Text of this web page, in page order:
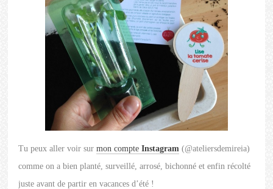
Tu peux aller voir surmon compteInstagram (@ateliersdemireia)
comme on a bien planté, surveillé, arrosé, bichonné et enfin récolté
juste avant de partir en vacances d’été !